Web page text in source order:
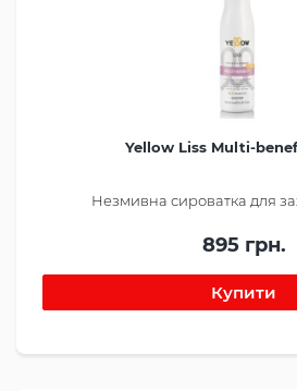
Yellow Liss Multi-
Незмивна сироватка для
895 грн.